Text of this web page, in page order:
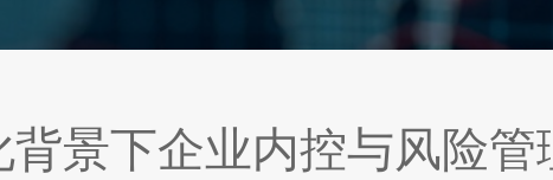
背景下企业内控与风险管